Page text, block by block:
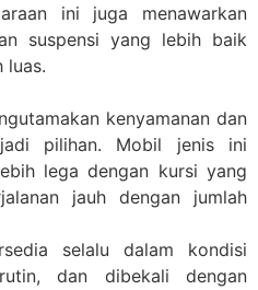
ini juga menawarkan
suspensi yang lebih baik
luas.
kenyamanan dan
pilihan. Mobil jenis ini
lega dengan kursi yang
jauh dengan jumlah
selalu dalam kondisi
dan dibekali dengan